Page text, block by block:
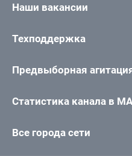
Наши вакансии
Техподдержка
Предвыборная
Статистика канала в
Все города сети